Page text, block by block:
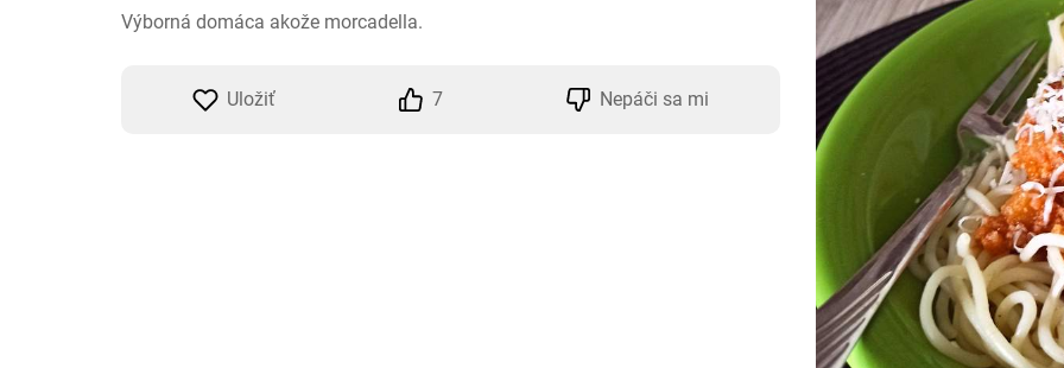
Výborná domáca akože morcadella.
Uložiť 7 Nepáči sa mi